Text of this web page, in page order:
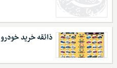
ذائقه خرید خودرو